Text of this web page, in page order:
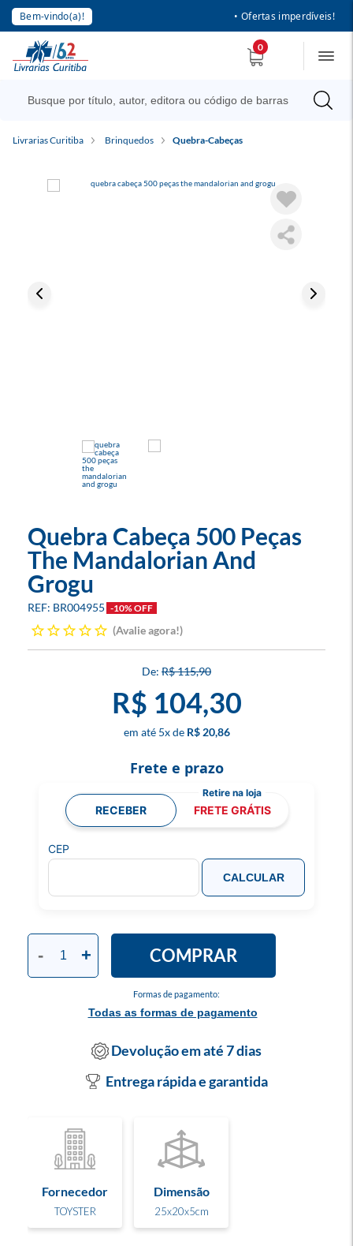
Bem-vindo(a)! • Ofertas imperdíveis!
0
Livrarias Curitiba Brinquedos Quebra-Cabeças
Quebra Cabeça 500 Peças
The Mandalorian And
Grogu
BR004955 -10% OFF
Avalie agora!
R$ 115,90
R$ 104,30
5x R$ 20,86
Formas de pagamento:
Todas as formas de pagamento
- + COMPRAR
Frete e prazo
RECEBER FRETE GRÁTIS
CEP
CALCULAR
Devolução em até 7 dias
Entrega rápida e garantida
Fornecedor
TOYSTER
Dimensão
25x20x5cm